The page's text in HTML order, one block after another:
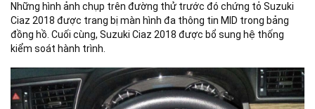
Những hình ảnh chụp trên đường thử trước đó chứng tỏ Suzuki
Ciaz 2018 được trang bị màn hình đa thông tin MID trong bảng
đồng hồ. Cuối cùng, Suzuki Ciaz 2018 được bổ sung hệ thống
kiểm soát hành trình.